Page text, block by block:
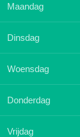
Maandag
Dinsdag
Woensdag
Donderdag
Vrijdag